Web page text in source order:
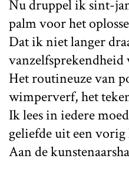
Nu druppel ik sint-
palm voor het
Dat ik niet langer
Het routineuze van
wimperverf, het
Ik lees in iedere
geliefde uit een
Aan de